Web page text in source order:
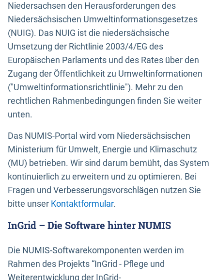
Niedersachsen den Herausforderungen des
Niedersächsischen Umweltinformationsgesetzes
(NUIG). Das NUIG ist die niedersächsische
Umsetzung der Richtlinie 2003/4/EG des
Europäischen Parlaments und des Rates über den
Zugang der Öffentlichkeit zu Umweltinformationen
("Umweltinformationsrichtlinie"). Mehr zu den
rechtlichen Rahmenbedingungen finden Sie weiter
unten.
Das NUMIS-Portal wird vom Niedersächsischen
Ministerium für Umwelt, Energie und Klimaschutz
(MU) betrieben. Wir sind darum bemüht, das System
kontinuierlich zu erweitern und zu optimieren. Bei
Fragen und Verbesserungsvorschlägen nutzen Sie
bitte unser Kontaktformular.
InGrid – Die Software hinter NUMIS
Die NUMIS-Softwarekomponenten werden im
Rahmen des Projekts “InGrid - Pflege und
Weiterentwicklung der InGrid-